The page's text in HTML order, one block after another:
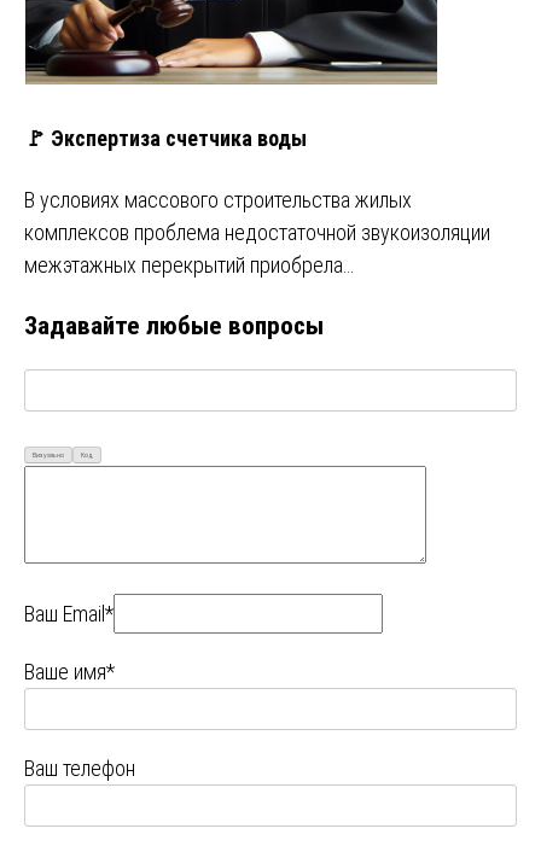
🚩 Экспертиза счетчика воды
В условиях массового строительства жилых
комплексов проблема недостаточной звукоизоляции
межэтажных перекрытий приобрела…
Задавайте любые вопросы
Визуально Код
Ваш Email*
Ваше имя*
Ваш телефон